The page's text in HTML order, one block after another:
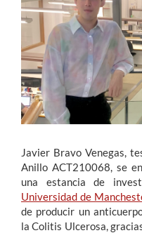
English
Javier Bravo Venegas,
Anillo ACT210068, se
una estancia de
Universidad de
de producir un
la Colitis Ulcerosa,